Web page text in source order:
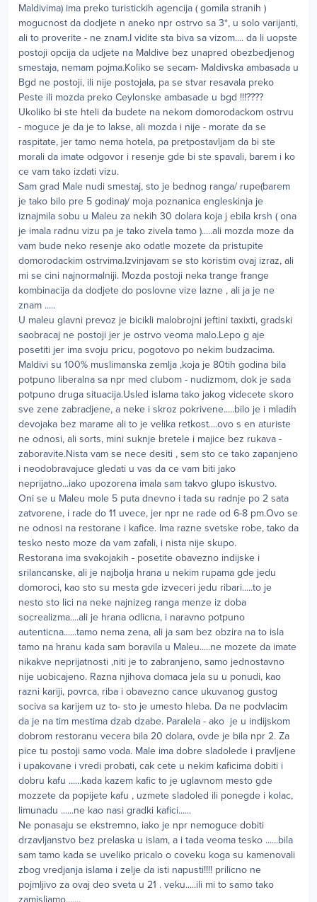
Maldivima) ima preko turistickih agencija ( gomila stranih )
mogucnost da dodjete n aneko npr ostrvo sa 3*, u solo varijanti,
ali to proverite - ne znam.I vidite sta biva sa vizom.... da li uopste
postoji opcija da udjete na Maldive bez unapred obezbedjenog
smestaja, nemam pojma.Koliko se secam- Maldivska ambasada u
Bgd ne postoji, ili nije postojala, pa se stvar resavala preko
Peste ili mozda preko Ceylonske ambasade u bgd !!!????
Ukoliko bi ste hteli da budete na nekom domorodackom ostrvu
- moguce je da je to lakse, ali mozda i nije - morate da se
raspitate, jer tamo nema hotela, pa pretpostavljam da bi ste
morali da imate odgovor i resenje gde bi ste spavali, barem i ko
ce vam tako izdati vizu.
Sam grad Male nudi smestaj, sto je bednog ranga/ rupe(barem
je tako bilo pre 5 godina)/ moja poznanica engleskinja je
iznajmila sobu u Maleu za nekih 30 dolara koja j ebila krsh ( ona
je imala radnu vizu pa je tako zivela tamo ).....ali mozda moze da
vam bude neko resenje ako odatle mozete da pristupite
domorodackim ostrvima.Izvinjavam se sto koristim ovaj izraz, ali
mi se cini najnormalniji. Mozda postoji neka trange frange
kombinacija da dodjete do poslovne vize lazne , ali ja je ne
znam .....
U maleu glavni prevoz je bicikli malobrojni jeftini taxixti, gradski
saobracaj ne postoji jer je ostrvo veoma malo.Lepo g aje
posetiti jer ima svoju pricu, pogotovo po nekim budzacima.
Maldivi su 100% muslimanska zemlja ,koja je 80tih godina bila
potpuno liberalna sa npr med clubom - nudizmom, dok je sada
potpuno druga situacija.Usled islama tako jakog videcete skoro
sve zene zabradjene, a neke i skroz pokrivene.....bilo je i mladih
devojaka bez marame ali to je velika retkost....ovo s en aturiste
ne odnosi, ali sorts, mini suknje bretele i majice bez rukava -
zaboravite.Nista vam se nece desiti , sem sto ce tako zapanjeno
i neodobravajuce gledati u vas da ce vam biti jako
neprijatno...iako upozorena imala sam takvo glupo iskustvo.
Oni se u Maleu mole 5 puta dnevno i tada su radnje po 2 sata
zatvorene, i rade do 11 uvece, jer npr ne rade od 6-8 pm.Ovo se
ne odnosi na restorane i kafice. Ima razne svetske robe, tako da
tesko nesto moze da vam zafali, i nista nije skupo.
Restorana ima svakojakih - posetite obavezno indijske i
srilancanske, ali je najbolja hrana u nekim rupama gde jedu
domoroci, kao sto su mesta gde izveceri jedu ribari.....to je
nesto sto lici na neke najnizeg ranga menze iz doba
socrealizma....ali je hrana odlicna, i naravno potpuno
autenticna......tamo nema zena, ali ja sam bez obzira na to isla
tamo na hranu kada sam boravila u Maleu.....ne mozete da imate
nikakve neprijatnosti ,niti je to zabranjeno, samo jednostavno
nije uobicajeno. Razna njihova domaca jela su u ponudi, kao
razni kariji, povrca, riba i obavezno cance ukuvanog gustog
sociva sa karijem uz to- sto je umesto hleba. Da ne podvlacim
da je na tim mestima dzab dzabe. Paralela - ako je u indijskom
dobrom restoranu vecera bila 20 dolara, ovde je bila npr 2. Za
pice tu postoji samo voda. Male ima dobre sladolede i pravljene
i upakovane i vredi probati, cak cete u nekim kaficima dobiti i
dobru kafu ......kada kazem kafic to je uglavnom mesto gde
mozzete da popijete kafu , uzmete sladoled ili ponegde i kolac,
limunadu ......ne kao nasi gradki kafici......
Ne ponasaju se ekstremno, iako je npr nemoguce dobiti
drzavljanstvo bez prelaska u islam, a i tada veoma tesko ......bila
sam tamo kada se uveliko pricalo o coveku koga su kamenovali
zbog vredjanja islama i zelje da isti napusti!!!! prilicno ne
pojmljivo za ovaj deo sveta u 21 . veku.....ili mi to samo tako
zamisljamo.......